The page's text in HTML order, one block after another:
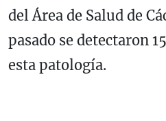
del Área de Salud de
pasado se detectaron
esta patología.